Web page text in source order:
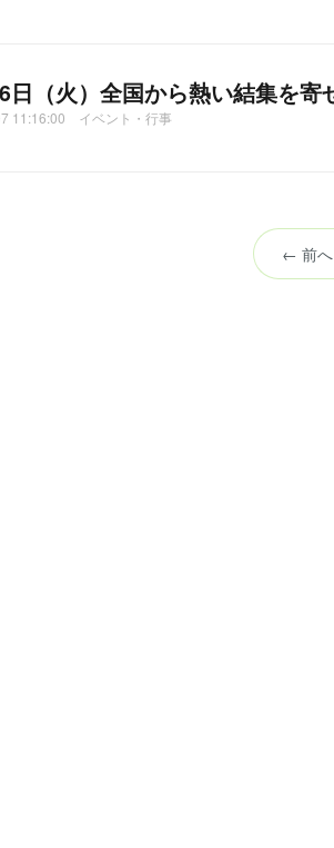
日（火）全国から熱い結集を寄
11:16:00 イベント・行事
← 前へ